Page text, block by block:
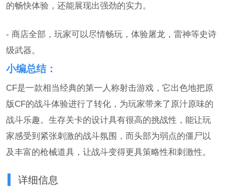
的畅快体验，还能展现出强劲的实力。
- 商店全部，玩家可以尽情畅玩，体验屠龙，雷神等史诗
级武器。
小编总结：
CF是一款相当经典的第一人称射击游戏，它出色地把原
版CF的战斗体验进行了转化，为玩家带来了原汁原味的
战斗乐趣。生存关卡的设计具有很高的挑战性，能让玩
家感受到紧张刺激的战斗氛围，而头部为弱点的僵尸以
及丰富的枪械道具，让战斗变得更具策略性和刺激性。
详细信息